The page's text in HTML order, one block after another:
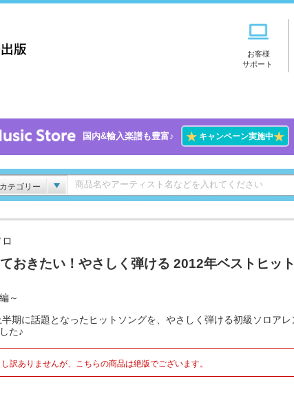
お客様
サポート
国内&輸入楽譜も豊富♪ ★キャンペーン実施中★
テゴリー
おきたい！やさしく弾ける 2012年ベストヒッ
～
期に話題となったヒットソングを、やさしく弾ける初級ソロアレ
た♪
訳ありませんが、こちらの商品は絶版でございます。